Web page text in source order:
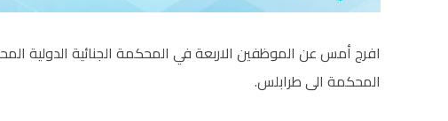
افرج أمس عن الموظفين الاربعة في المحكمة الجنائية الدولية
المحكمة الى طرابلس.